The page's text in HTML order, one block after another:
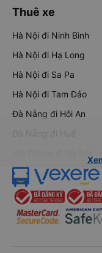
Thuê xe
Hà Nội đi Ninh Bình
Hà Nội đi Hạ Long
Hà Nội đi Sa Pa
Hà Nội đi Tam Đảo
Đà Nẵng đi Hội An
Đà Nẵng đi Huế